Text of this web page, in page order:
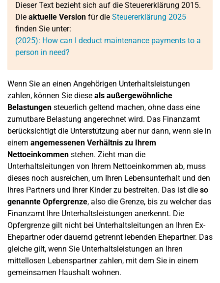
Dieser Text bezieht sich auf die Steuererklärung 2015.
Die aktuelle Version für die Steuererklärung 2025
finden Sie unter:
(2025): How can I deduct maintenance payments to a
person in need?
Wenn Sie an einen Angehörigen Unterhaltsleistungen
zahlen, können Sie diese als außergewöhnliche
Belastungen steuerlich geltend machen, ohne dass eine
zumutbare Belastung angerechnet wird. Das Finanzamt
berücksichtigt die Unterstützung aber nur dann, wenn sie in
einem angemessenen Verhältnis zu Ihrem
Nettoeinkommen stehen. Zieht man die
Unterhaltsleitungen von Ihrem Nettoeinkommen ab, muss
dieses noch ausreichen, um Ihren Lebensunterhalt und den
Ihres Partners und Ihrer Kinder zu bestreiten. Das ist die so
genannte Opfergrenze, also die Grenze, bis zu welcher das
Finanzamt Ihre Unterhaltsleistungen anerkennt. Die
Opfergrenze gilt nicht bei Unterhaltsleitungen an Ihren Ex-
Ehepartner oder dauernd getrennt lebenden Ehepartner. Das
gleiche gilt, wenn Sie Unterhaltsleistungen an Ihren
mittellosen Lebenspartner zahlen, mit dem Sie in einem
gemeinsamen Haushalt wohnen.